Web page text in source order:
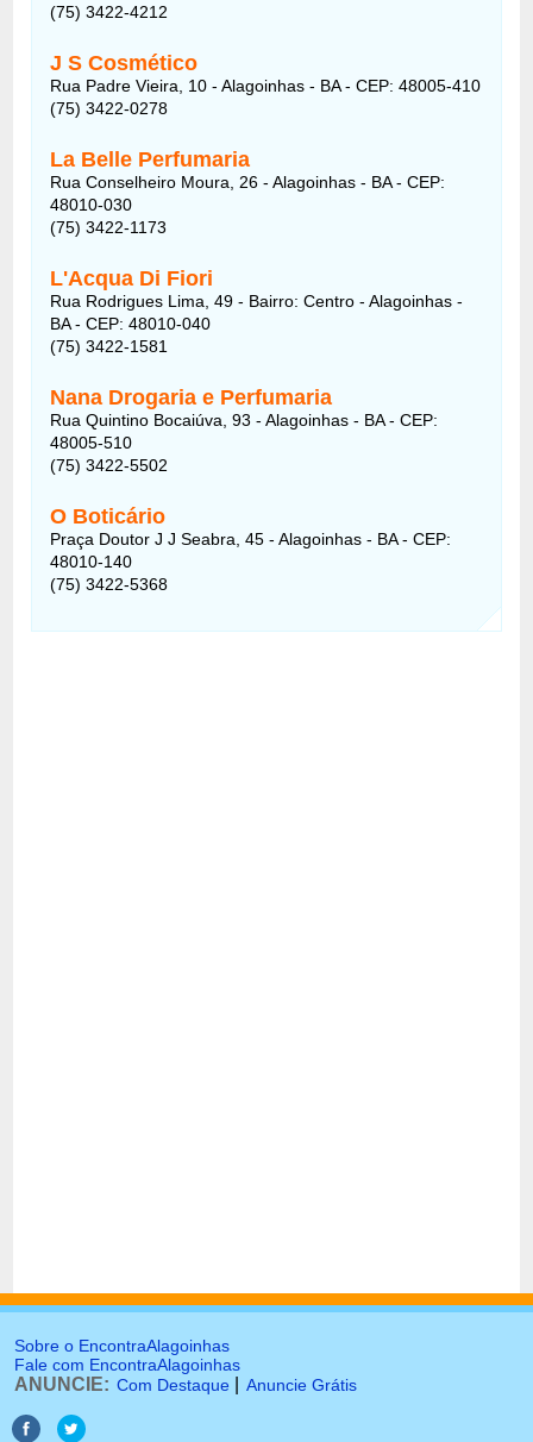
(75) 3422-4212
J S Cosmético
Rua Padre Vieira, 10 - Alagoinhas - BA - CEP: 48005-410
(75) 3422-0278
La Belle Perfumaria
Rua Conselheiro Moura, 26 - Alagoinhas - BA - CEP:
48010-030
(75) 3422-1173
L'Acqua Di Fiori
Rua Rodrigues Lima, 49 - Bairro: Centro - Alagoinhas -
BA - CEP: 48010-040
(75) 3422-1581
Nana Drogaria e Perfumaria
Rua Quintino Bocaiúva, 93 - Alagoinhas - BA - CEP:
48005-510
(75) 3422-5502
O Boticário
Praça Doutor J J Seabra, 45 - Alagoinhas - BA - CEP:
48010-140
(75) 3422-5368
Sobre o EncontraAlagoinhas
Fale com EncontraAlagoinhas
ANUNCIE: Com Destaque Anuncie Grátis